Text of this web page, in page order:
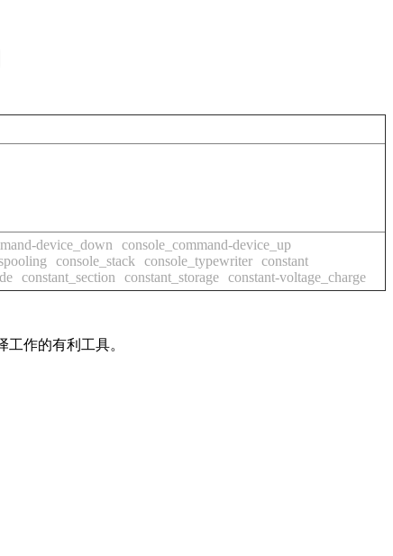
device_down
console_command-device_up
console_stack console_typewriter constant
constant_section constant_storage constant-voltage_charge
作的有利工具。